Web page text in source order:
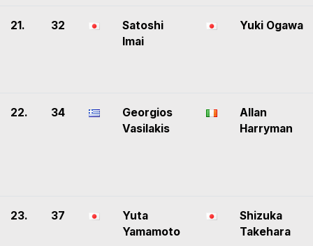
21. 32
Satoshi
Imai
Yuki Ogawa
22. 34
Georgios
Vasilakis
Allan
Harryman
23. 37
Yuta
Yamamoto
Shizuka
Takehara